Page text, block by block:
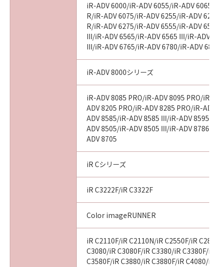
iR-ADV 6000/iR-ADV 6055/iR-ADV 6065/
R/iR-ADV 6075/iR-ADV 6255/iR-ADV
R/iR-ADV 6275/iR-ADV 6555/iR-ADV
III/iR-ADV 6565/iR-ADV 6565 III/iR-ADV
III/iR-ADV 6765/iR-ADV 6780/iR-ADV
iR-ADV 8000シリーズ
iR-ADV 8085 PRO/iR-ADV 8095 PRO/iR-
ADV 8205 PRO/iR-ADV 8285 PRO/iR-
ADV 8585/iR-ADV 8585 III/iR-ADV 8595/
ADV 8505/iR-ADV 8505 III/iR-ADV 8786/
ADV 8705
iR Cシリーズ
iR C3222F/iR C3322F
Color imageRUNNER
iR C2110F/iR C2110N/iR C2550F/iR
C3080/iR C3080F/iR C3380/iR C3380F/iR
C3580F/iR C3880/iR C3880F/iR C4080/iR